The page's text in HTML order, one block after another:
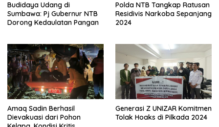
Budidaya Udang di
Sumbawa: Pj Gubernur NTB
Dorong Kedaulatan Pangan
Polda NTB Tangkap Ratusan
Residivis Narkoba Sepanjang
2024
Amaq Sadin Berhasil
Dievakuasi dari Pohon
Generasi Z UNIZAR Komitmen
Tolak Hoaks di Pilkada 2024